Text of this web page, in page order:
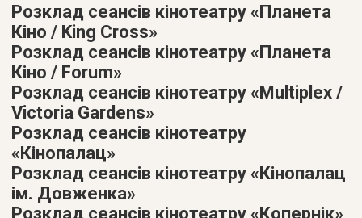
Розклад сеансів кінотеатру «Планета
Кіно / King Cross»
Розклад сеансів кінотеатру «Планета
Кіно / Forum»
Розклад сеансів кінотеатру «Multiplex /
Victoria Gardens»
Розклад сеансів кінотеатру
«Кінопалац»
Розклад сеансів кінотеатру «Кінопалац
ім. Довженка»
Розклад сеансів кінотеатру «Копернік»